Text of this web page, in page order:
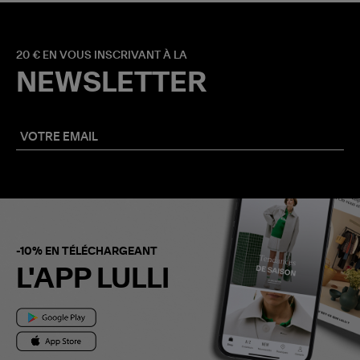
20 € EN VOUS INSCRIVANT À LA
NEWSLETTER
-10% EN TÉLÉCHARGEANT
L'APP LULLI